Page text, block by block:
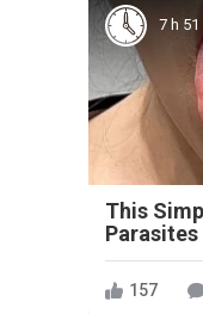
7 h 51
This
Parasites
157